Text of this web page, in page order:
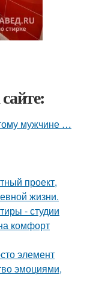
мужчине …
проект,
жизни.
- студии
комфорт
элемент
эмоциями,